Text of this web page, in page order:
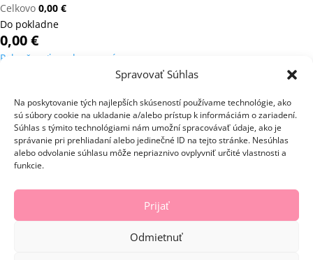
Spravovať Súhlas
Na poskytovanie tých najlepších skúseností používame technológie, ako
sú súbory cookie na ukladanie a/alebo prístup k informáciám o zariadení.
Súhlas s týmito technológiami nám umožní spracovávať údaje, ako je
správanie pri prehliadaní alebo jedinečné ID na tejto stránke. Nesúhlas
alebo odvolanie súhlasu môže nepriaznivo ovplyvniť určité vlastnosti a
funkcie.
Prijať
Odmietnuť
Celkovo 0,00 €
Do pokladne
0,00€
Pokračovať v nakupovaní
Mini cart For WooCommerce
Kopírovať
Calculate